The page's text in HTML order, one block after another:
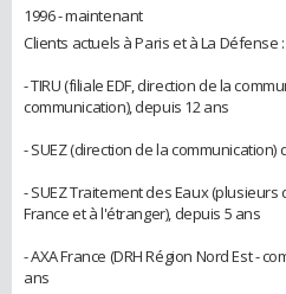
1996 - maintenant
Clients actuels à Paris et à La Défense :
- TIRU (filiale EDF, direction de la
communication), depuis 12 ans
- SUEZ (direction de la communication)
- SUEZ Traitement des Eaux
France et à l'étranger), depuis 5 ans
- AXA France (DRH Région Nord Est -
ans